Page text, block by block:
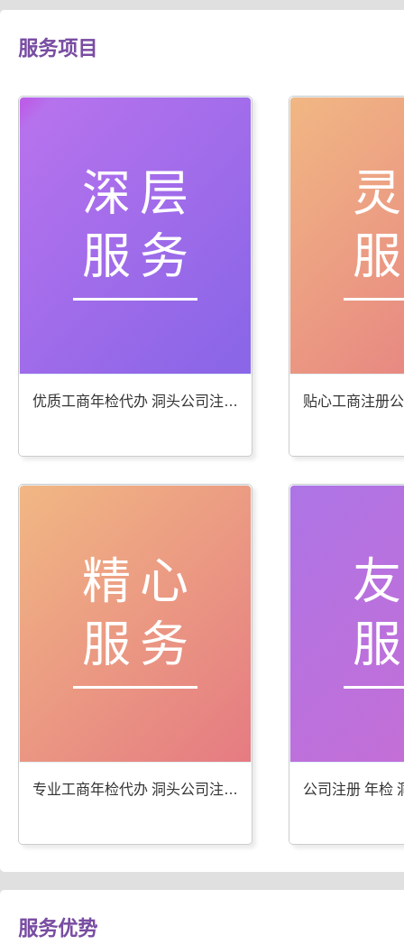
服务项目
深层
服务
优质工商年检代办 洞头公司注册服务棒
精心
服务
专业工商年检代办 洞头公司注册服务优
服务优势